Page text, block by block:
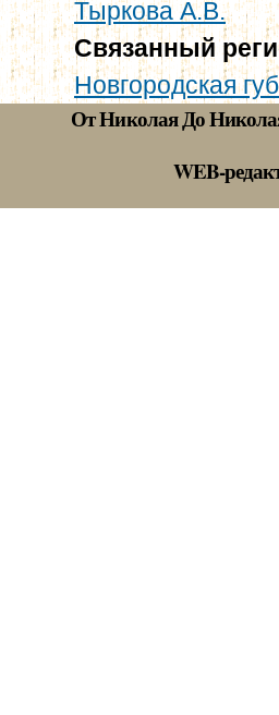
Тыркова А.В.
Связанный
Новгородская
От Николая До
WEB-